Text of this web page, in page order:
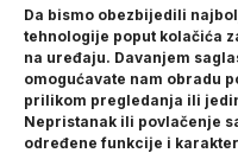
Da bismo obezbijedili
tehnologije poput kolačića
na uređaju. Davanjem
omogućavate nam obradu
prilikom pregledanja ili
Nepristanak ili povlačenje
određene funkcije i
O nama
Kontakt
POMOĆ